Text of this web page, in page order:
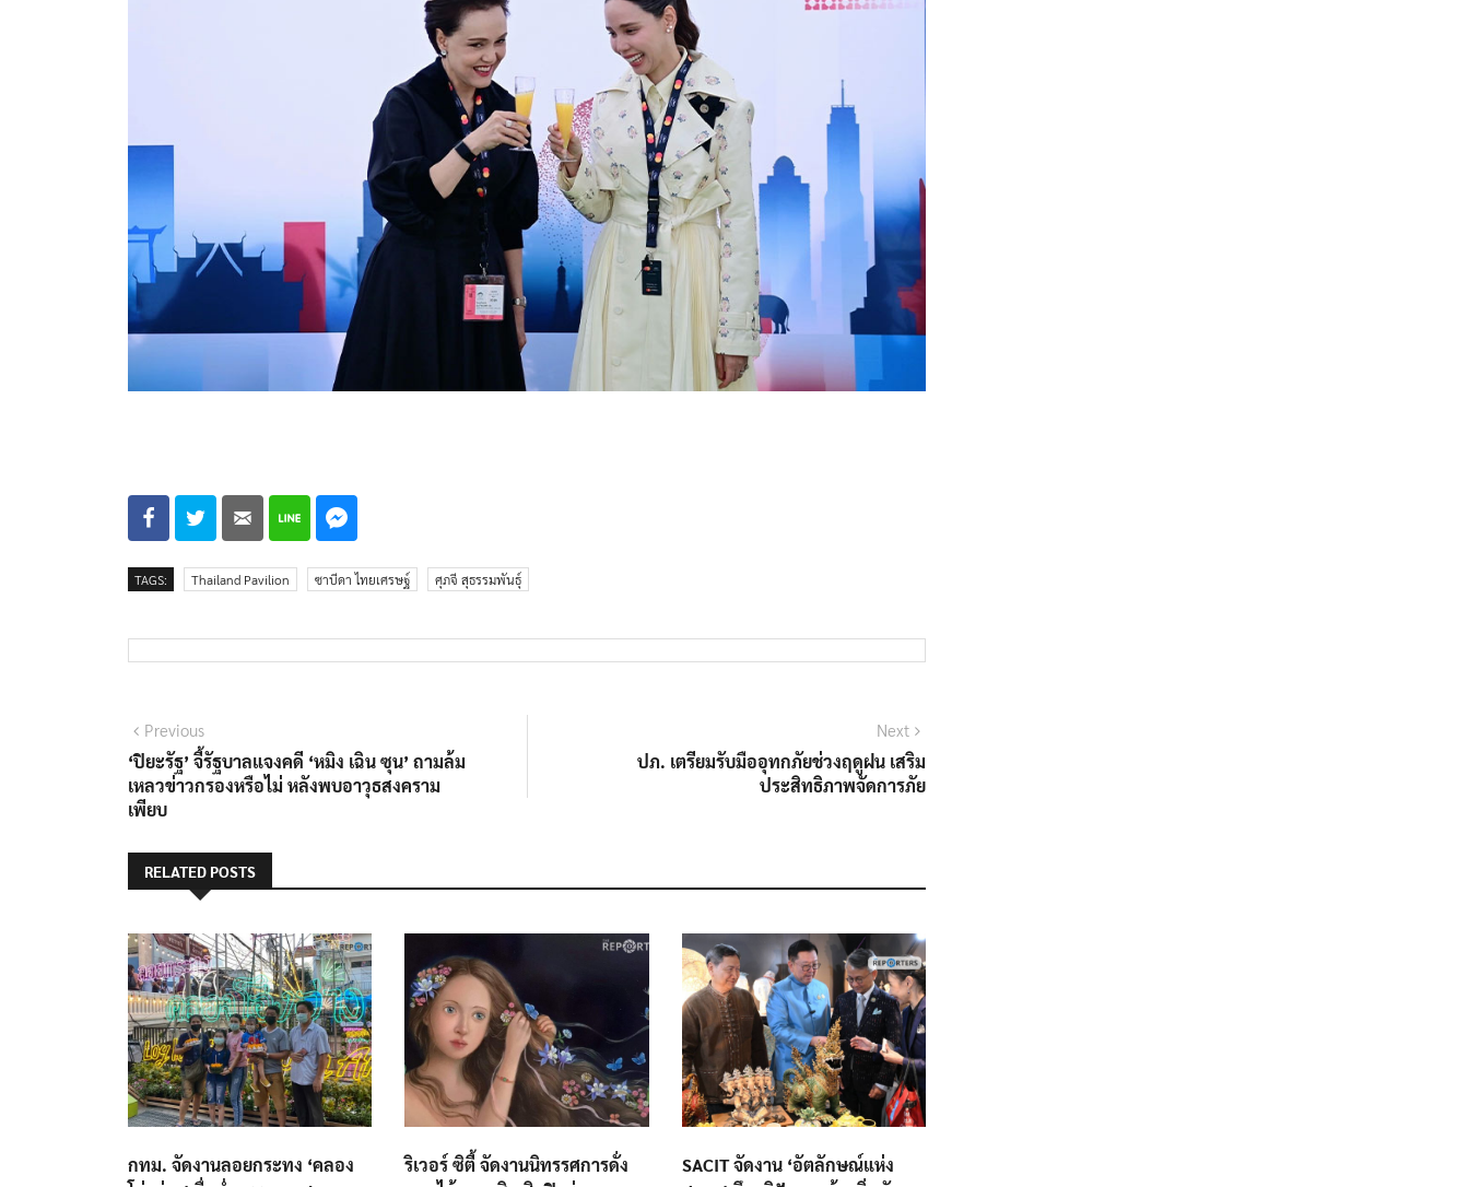
TAGS: Thailand Pavilion ซาบีดา ไทยเศรษฐ์ ศุภจี สุธรรมพันธุ์
แนะแนว
เรื่อง
PreviousPrevious
post:
‘ปิยะรัฐ’ จี้รัฐบาลแจงคดี ‘หมิง เฉิน ซุน’ ถามล้ม
เหลวข่าวกรองหรือไม่ หลังพบอาวุธสงคราม
เพียบ
Next
ปภ. เตรียมรับมืออุทกภัยช่วงฤดูฝน เสริม
ประสิทธิภาพจัดการภัย
RELATED POSTS
กทม. จัดงานลอยกระทง ‘คลอง
ริเวอร์ ซิตี้ จัดงานนิทรรศการดั่ง
SACIT จัดงาน ‘อัตลักษณ์แห่ง